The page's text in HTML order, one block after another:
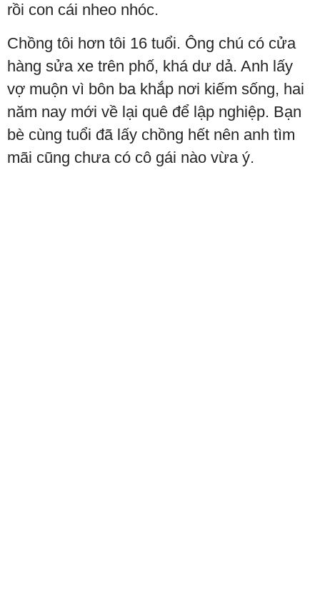
rồi con cái nheo nhóc.
Chồng tôi hơn tôi 16 tuổi. Ông chú có cửa
hàng sửa xe trên phố, khá dư dả. Anh lấy
vợ muộn vì bôn ba khắp nơi kiếm sống, hai
năm nay mới về lại quê để lập nghiệp. Bạn
bè cùng tuổi đã lấy chồng hết nên anh tìm
mãi cũng chưa có cô gái nào vừa ý.